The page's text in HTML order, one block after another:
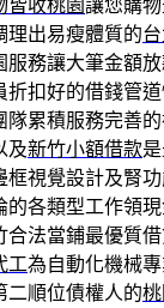
皆收桃園讓您購
理出易瘦體質的
務讓大筆金額
折扣好的借錢管
隊累積服務完善
及新竹小額借款
框視覺設計及腎
各類型工作領
合法當鋪最優質
工為自動化機械
二順位債權人的